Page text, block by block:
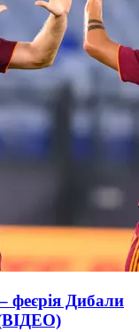
феєрія Дибали
(ВІДЕО)